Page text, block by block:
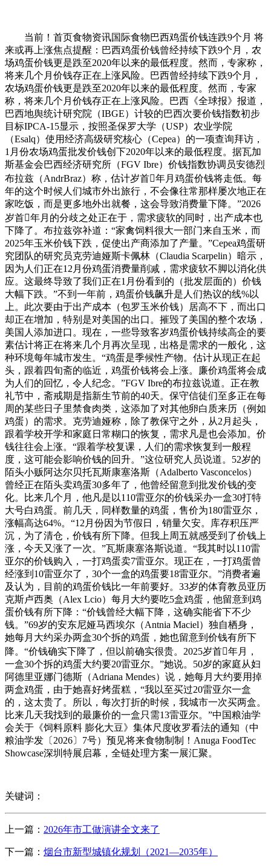
当前！首页食物资讯国际食物巴西鸡蛋价钱连跌9个月 将
来或再上涨焦点提醒：巴西鸡蛋价钱曾经持续下跌9个月，农
场鸡蛋价钱更是跌至2020年以来的最低程度。然而，专家称，
将来几个月价钱存正在上涨风险。巴西曾经持续下跌9个月，
农场鸡蛋价钱更是跌至2020年以来的最低程度。然而，专家
称，将来几个月价钱存正在上涨风险。巴西《全球报》报道，
巴西地舆统计研究院（IBGE）计较的巴西次要价钱指数初步
目标IPCA-15显示，按照圣保罗大学（USP）农业学院
（Esalq）使用经济高级研究核心（Cepea）的一项查询拜访，
1月份农场鸡蛋批发价钱创下2020年以来的最低程度。据瓦加
斯基金会巴西经济研究所（FGV Ibre）价钱指数协调员安德烈
布拉兹（AndrBraz）称，估计岁首年月鸡蛋价钱将走低。每
年的这个时候人们城市外出旅行，不会像往常那样屡次地正在
家吃饭，而是更多地外出就餐，这会导致消费量下降。”2026
岁首年月的分歧之处正在于，需求疲软的同时，出产成本也
下降了。布拉兹弥补道：“家禽饲料很大一部门来自玉米，而
2025年玉米价钱下跌，促使出产商添加了产量。”Cepea鸡蛋研
究团队的研究员克劳迪娅斯卡佩林（Claudia Scarpelin）暗示，
因为人们正在12月份鸡蛋消费量削减，需求疲软不脚以消化供
应。这最终导致了我们正在1月份看到的（批发层面的）价钱
大幅下跌。”不到一年前，鸡蛋价钱飙升是人们热议的线%以
上。此次要由于出产成本（包罗玉米价钱）居高不下，而出口
却正在增加，特别是对美国的出口。摧毁了美国的整个农场，
美国人添加进口。现在，一些导致客岁鸡蛋价钱持续高企的要
素估计将正在将来几个月再次呈现，出格是需求的一般化，这
种环境每年城市发生。“鸡蛋是季候性产物。估计从现正在起
头，跟着四旬斋的临近，鸡蛋价钱将会上涨。廉价鸡蛋将会成
为人们的回忆，令人纪念。”FGV Ibre的布拉兹说道。正在教
礼节中，斋戒期是指新生节前的40天。保守信徒们至多正在每
周的某些日子里禁食肉类，这添加了对其他卵白质来历（例如
鸡蛋）的需求。克劳迪娅称，除了教保守之外，从2月起头，
跟着学校开学和家庭日常糊口的恢复，需求凡是也会添加。价
钱往往会上涨。“跟着学校复课，人们的需求恢复到一般程
度，这可能会影响价钱的回升。”这位研究人员说道。52岁的
陌头小贩阿达尔贝托瓦斯康塞洛斯（Adalberto Vasconcelos）
曾经正在陌头卖鸡蛋30多年了，他曾经留意到批发价钱的变
化。比来几个月，他凡是以110雷亚尔的价钱采办一盒30打特
大号白鸡蛋。前几天，同样数量的鸡蛋，售价为180雷亚尔，
涨幅高达64%。“12月份因为节假日，销量欠安。库存积压严
沉，为了清仓，价钱有所下降。但我上周五就感受到了价钱上
涨，今天又涨了一次。”瓦斯康塞洛斯说道。“我其时以110雷
亚尔的价钱购入，一打鸡蛋卖7雷亚尔。现正在，一打鸡蛋曾
经涨到10雷亚尔了，30个一盒的鸡蛋要18雷亚尔。”消费者遍
及认为，目前的鸡蛋价钱比一年前要好。33岁的体育教员亚历
克斯卢西奥（Alex Lcio）每月大约要吃5盒鸡蛋，他留意到鸡
蛋价钱有所下降：“价钱曾经大幅下降，这确实能省下不少
钱。”69岁的安东尼娅马西埃尔（Antnia Maciel）独自栖身，
她每月大约采办两盒30个拆的鸡蛋，她也留意到价钱有所下
降。“价钱确实下降了，但以前确实很贵。2025岁首年月，
一盒30个拆的鸡蛋大约要20雷亚尔。”她说。50岁的家庭从妇
阿德里亚娜门德斯（Adriana Mendes）说，她每月大约要用掉
两盒鸡蛋，由于她喜好烤蛋糕，“我以至买过20雷亚尔一盒
的，这太贵了。所以，每次打折的时候，我城市一次买两盒。
比来几天我找到的最廉价的一盒只需13雷亚尔。”中国粮油学
会关于《饲料原料 膨化大豆》集体尺度收罗看法的通知（中
粮油学发〔2026〕7号）预见将来食物制制！Anuga FoodTec
Showcase深圳特展启幕，全链处理方案一展汇聚。
关键词：
上一篇： 2026年市工做演讲全文来了
下一篇： 烟台市新型城镇化规划（2021—2035年）